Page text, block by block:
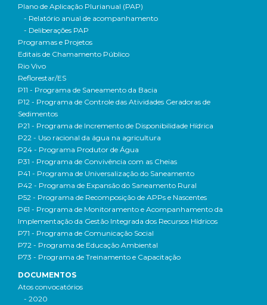
Plano de Aplicação Plurianual (PAP)
- Relatório anual de acompanhamento
- Deliberações PAP
Programas e Projetos
Editais de Chamamento Público
Rio Vivo
Reflorestar/ES
P11 - Programa de Saneamento da Bacia
P12 - Programa de Controle das Atividades Geradoras de
Sedimentos
P21 - Programa de Incremento de Disponibilidade Hídrica
P22 - Uso racional da água na agricultura
P24 - Programa Produtor de Água
P31 - Programa de Convivência com as Cheias
P41 - Programa de Universalização do Saneamento
P42 - Programa de Expansão do Saneamento Rural
P52 - Programa de Recomposição de APPs e Nascentes
P61 - Programa de Monitoramento e Acompanhamento da
Implementação da Gestão Integrada dos Recursos Hídricos
P71 - Programa de Comunicação Social
P72 - Programa de Educação Ambiental
P73 - Programa de Treinamento e Capacitação
DOCUMENTOS
Atos convocatórios
- 2020